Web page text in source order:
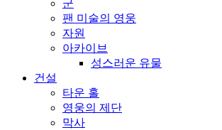
군
팬 미술의 영웅
자원
아카이브
성스러운 유물
건설
타운 홀
영웅의 제단
막사